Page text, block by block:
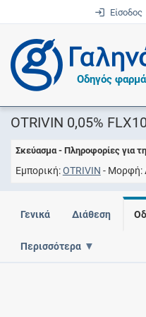
Είσοδος
Οδηγός
OTRIVIN 0,05%
Σκεύασμα - Πληροφορίες για
Εμπορική OTRIVIN Μορφή
Γενικά Διάθεση
Περισσότερα